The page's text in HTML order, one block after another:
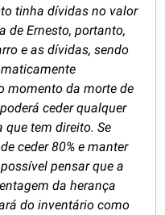
tinha dívidas no valor
de Ernesto, portanto,
e as dívidas, sendo
momento da morte de
ceder qualquer
que tem direito. Se
ceder 80% e manter
pensar que a
da herança
do inventário como